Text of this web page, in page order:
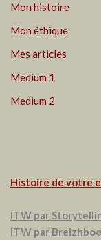
Mon histoire
Mon éthique
Mes articles
Medium 1
Medium 2
Histoire de votre
ITW par
ITW par